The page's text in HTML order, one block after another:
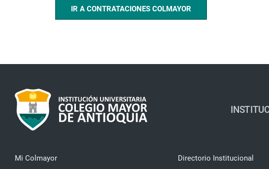
IR A CONTRATACIONES COLMAYOR
Mi Colmayor
Directorio Institucional